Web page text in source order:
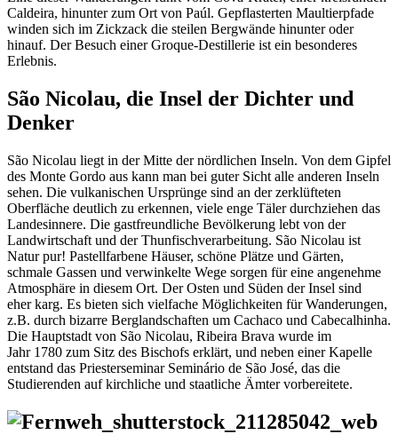
Caldeira, hinunter zum Ort von Paúl. Gepflasterten Maultierpfade
winden sich im Zickzack die steilen Bergwände hinunter oder
hinauf. Der Besuch einer Groque-Destillerie ist ein besonderes
Erlebnis.
São Nicolau, die Insel der Dichter und
Denker
São Nicolau liegt in der Mitte der nördlichen Inseln. Von dem Gipfel
des Monte Gordo aus kann man bei guter Sicht alle anderen Inseln
sehen. Die vulkanischen Ursprünge sind an der zerklüfteten
Oberfläche deutlich zu erkennen, viele enge Täler durchziehen das
Landesinnere. Die gastfreundliche Bevölkerung lebt von der
Landwirtschaft und der Thunfischverarbeitung. São Nicolau ist
Natur pur! Pastellfarbene Häuser, schöne Plätze und Gärten,
schmale Gassen und verwinkelte Wege sorgen für eine angenehme
Atmosphäre in diesem Ort. Der Osten und Süden der Insel sind
eher karg. Es bieten sich vielfache Möglichkeiten für Wanderungen,
z.B. durch bizarre Berglandschaften um Cachaco und Cabecalhinha.
Die Hauptstadt von São Nicolau, Ribeira Brava wurde im
Jahr 1780 zum Sitz des Bischofs erklärt, und neben einer Kapelle
entstand das Priesterseminar Seminário de São José, das die
Studierenden auf kirchliche und staatliche Ämter vorbereitete.